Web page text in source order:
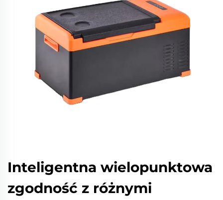
Inteligentna wielopunktowa
zgodność z różnymi